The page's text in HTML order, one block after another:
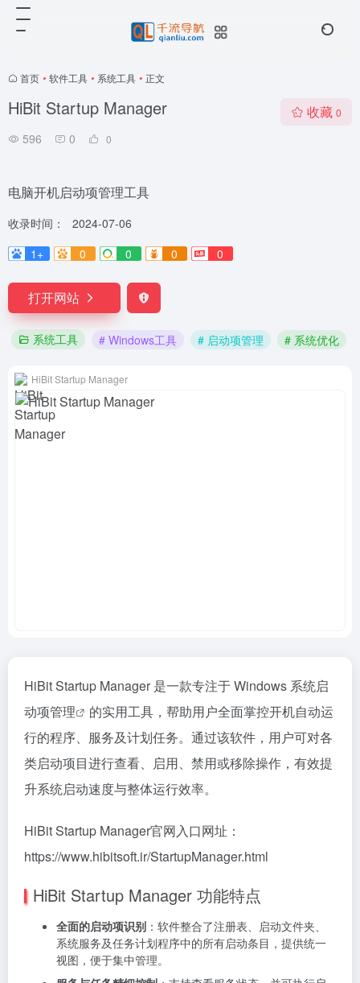
首页 • 软件工具 • 系统工具 • 正文
HiBit Startup Manager
596 0 0
收藏 0
电脑开机启动项管理工具
收录时间：
2024-07-06
1+
0 0 0 0
打开网站
系统工具 # Windows工具 # 启动项管理 # 系统优化
HiBit Startup Manager
HiBit Startup Manager 是一款专注于 Windows 系统启
动项管理
的实用工具，帮助用户全面掌控开机自动运
行的程序、服务及计划任务。通过该软件，用户可对各
类启动项目进行查看、启用、禁用或移除操作，有效提
升系统启动速度与整体运行效率。
HiBit Startup Manager官网入口网址：
https://www.hibitsoft.ir/StartupManager.html
HiBit Startup Manager 功能特点
全面的启动项识别 ：软件整合了注册表、启动文件夹、
系统服务及任务计划程序中的所有启动条目，提供统一
视图，便于集中管理。